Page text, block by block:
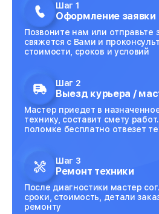
Шаг 1
Оформление заявки
Позвоните нам или отправьте
свяжется с Вами и
стоимости, сроков и условий
Шаг 2
Выезд курьера /
Мастер приедет в
технику, составит смету
поломке бесплатно отвезет
Шаг 3
Ремонт техники
После диагностики мастер
сроки, стоимость, детали
ремонту